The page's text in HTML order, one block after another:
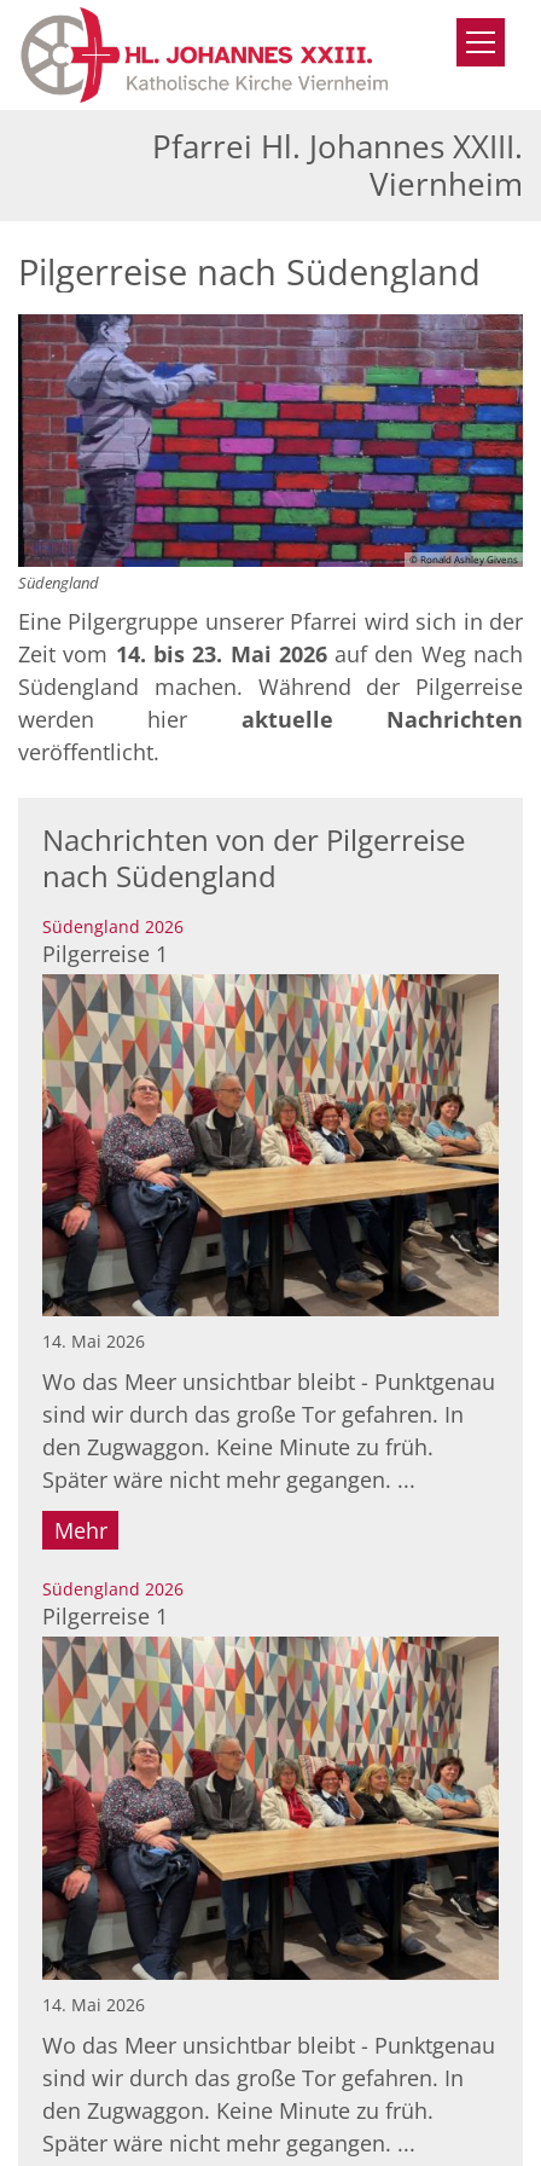
Zum Inhalt springen
Pfarrei Hl. Johannes XXIII.
Viernheim
Pilgerreise nach Südengland
© Ronald Ashley Givens
Südengland
Eine Pilgergruppe unserer Pfarrei wird sich in der
Zeit vom 14. bis 23. Mai 2026auf den Weg nach
Südengland machen. Während der Pilgerreise
werden hier aktuelle Nachrichten
veröffentlicht.
Nachrichten von der Pilgerreise
nach Südengland
Südengland 2026:
Pilgerreise 1
14. Mai 2026
Wo das Meer unsichtbar bleibt - Punktgenau
sind wir durch das große Tor gefahren. In
den Zugwaggon. Keine Minute zu früh.
Später wäre nicht mehr gegangen. ...
Mehr
Südengland 2026:
Pilgerreise 1
14. Mai 2026
Wo das Meer unsichtbar bleibt - Punktgenau
sind wir durch das große Tor gefahren. In
den Zugwaggon. Keine Minute zu früh.
Später wäre nicht mehr gegangen. ...